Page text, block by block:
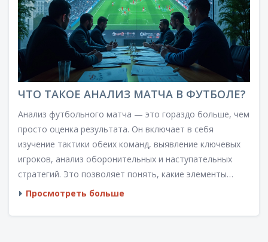
ЧТО ТАКОЕ АНАЛИЗ МАТЧА В ФУТБОЛЕ?
Анализ футбольного матча — это гораздо больше, чем
просто оценка результата. Он включает в себя
изучение тактики обеих команд, выявление ключевых
игроков, анализ оборонительных и наступательных
стратегий. Это позволяет понять, какие элементы
повлияли на исход игры и как улучшить будущие
для глубокого понимания футбольных матчей.
Просмотреть больше